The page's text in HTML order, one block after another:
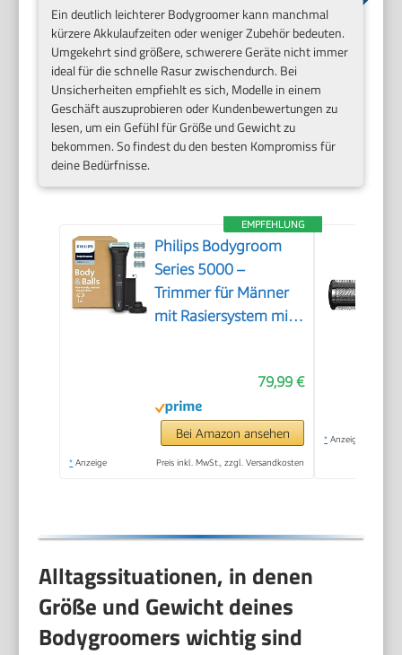
Ein deutlich leichterer Bodygroomer kann manchmal
kürzere Akkulaufzeiten oder weniger Zubehör bedeuten.
Umgekehrt sind größere, schwerere Geräte nicht immer
ideal für die schnelle Rasur zwischendurch. Bei
Unsicherheiten empfiehlt es sich, Modelle in einem
Geschäft auszuprobieren oder Kundenbewertungen zu
lesen, um ein Gefühl für Größe und Gewicht zu
bekommen. So findest du den besten Kompromiss für
deine Bedürfnisse.
EMPFEHLUNG
Philips Bodygroom
Series 5000 –
Trimmer für Männer
mit Rasiersystem mit
Intimbereich, 100%
duschfest, 100 Min.
Laufzeit, Modell
BG5485/30
79,99 €
Bei Amazon ansehen
* Anzeige Preis inkl. MwSt., zzgl. Versandkosten
* Anzeige
Alltagssituationen, in denen
Größe und Gewicht deines
Bodygroomers wichtig sind